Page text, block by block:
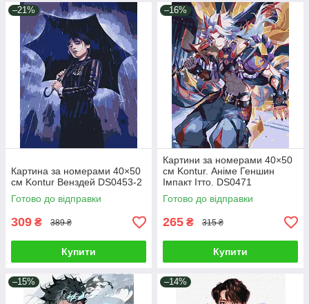
–21%
Картина за номерами 40×50
см Kontur Венздей DS0453-2
Готово до відправки
309 ₴ 389 ₴
Купити
–16%
Картини за номерами 40×50
см Kontur. Аніме Геншин
Імпакт Ітто. DS0471
Готово до відправки
265 ₴ 315 ₴
Купити
–15% –14%